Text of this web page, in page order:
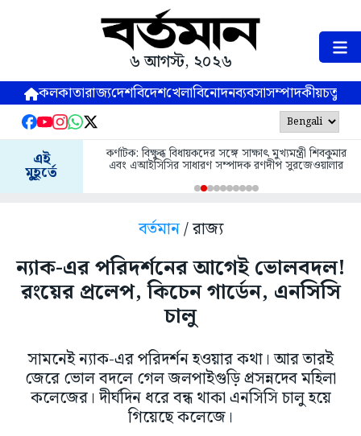
৬ আগস্ট, ২০২৬
কলকাতারাজ্যদেশবিদেশখেলাবিনোদনব্যবসাসম্পাদকীয়
এই
মুহূর্তে
কর্ণাটক: বিক্ষুব্ধ বিধায়কদের সঙ্গে সাক্ষাৎ মুখ্যমন্ত্রী শিবকুমার
এবং এআইসিসির সাধারণ সম্পাদক রণদীপ সুরজেওয়ালার
বর্তমান/ রাজ্য
ন্যাক-এর পরিদর্শনের আগেই ভোলবদল!
রংয়ের প্রলেপ, কিচেন গার্ডেন, এনসিসি
চালু
সামনেই ন্যাক-এর পরিদর্শন হওয়ার কথা। আর তারই
জেরে ভোল বদলে গেল জলপাইগুড়ি প্রসন্নদেব মহিলা
কলেজের। দীর্ঘদিন ধরে বন্ধ থাকা এনসিসি চালু হয়ে
গিয়েছে কলেজে।